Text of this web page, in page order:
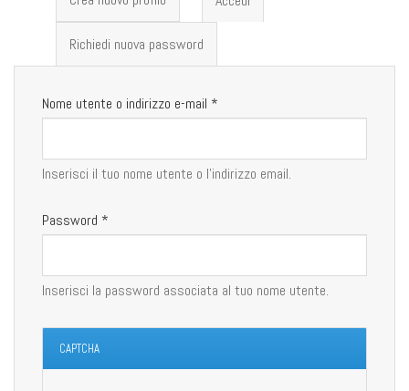
attiva)
Richiedi nuova password
Nome utente o indirizzo e-mail *
Inserisci il tuo nome utente o l'indirizzo email.
Password *
Inserisci la password associata al tuo nome utente.
CAPTCHA